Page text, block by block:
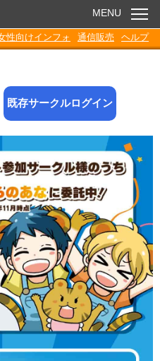
お知らせ
電子書籍
Q&A
各種ダウンロード
MENU
性向けインフォ 通信販売 ヘルプ
既存サークルログイン